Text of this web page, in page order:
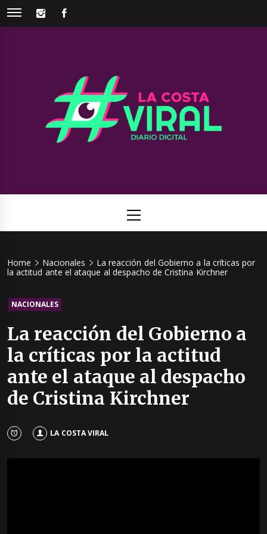
Skip
INSTAGRAM
Viral
Menu
Home Nacionales
La reacción del Gobierno a la críticas por
la actitud ante el ataque al despacho de Cristina Kirchner
NACIONALES
La reacción del Gobierno a
la críticas por la actitud
ante el ataque al despacho
de Cristina Kirchner
LA COSTA VIRAL